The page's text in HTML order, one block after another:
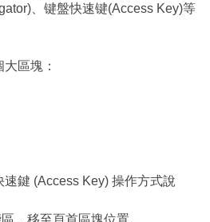
、键盤快速键(Access Key)等
區塊：
鍵 (Access Key) 操作方式說
，移至頁首區塊位置。